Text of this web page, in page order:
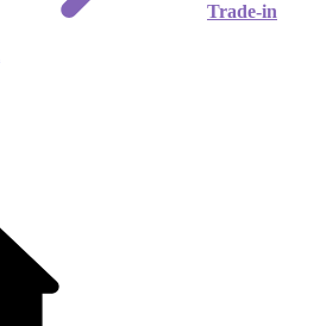
Trade-in